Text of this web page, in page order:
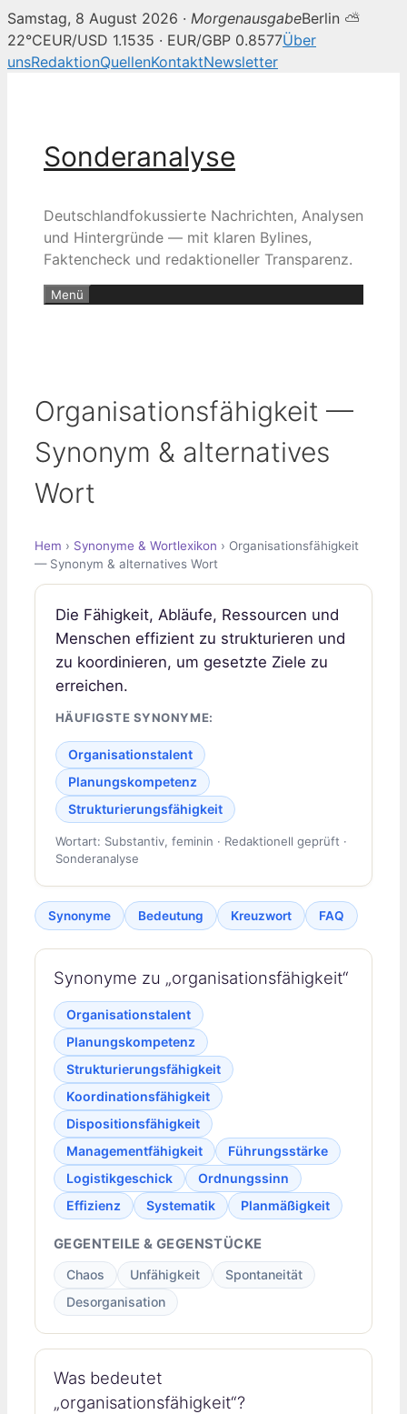
Samstag, 8 August 2026 · MorgenausgabeBerlin ⛅
22°CEUR/USD 1.1535 · EUR/GBP 0.8577Über
unsRedaktionQuellenKontaktNewsletter
Sonderanalyse
Deutschlandfokussierte Nachrichten, Analysen
und Hintergründe — mit klaren Bylines,
Faktencheck und redaktioneller Transparenz.
Menü
Organisationsfähigkeit —
Synonym & alternatives
Wort
Hem › Synonyme & Wortlexikon › Organisationsfähigkeit
— Synonym & alternatives Wort
Die Fähigkeit, Abläufe, Ressourcen und
Menschen effizient zu strukturieren und
zu koordinieren, um gesetzte Ziele zu
erreichen.
HÄUFIGSTE SYNONYME:
Organisationstalent
Planungskompetenz
Strukturierungsfähigkeit
Wortart: Substantiv, feminin · Redaktionell geprüft ·
Sonderanalyse
Synonyme Bedeutung Kreuzwort FAQ
Synonyme zu „organisationsfähigkeit“
Organisationstalent
Planungskompetenz
Strukturierungsfähigkeit
Koordinationsfähigkeit
Dispositionsfähigkeit
Managementfähigkeit
Führungsstärke
Logistikgeschick
Ordnungssinn
Effizienz
Systematik Planmäßigkeit
GEGENTEILE & GEGENSTÜCKE
Chaos Unfähigkeit
Spontaneität
Desorganisation
Was bedeutet
„organisationsfähigkeit“?